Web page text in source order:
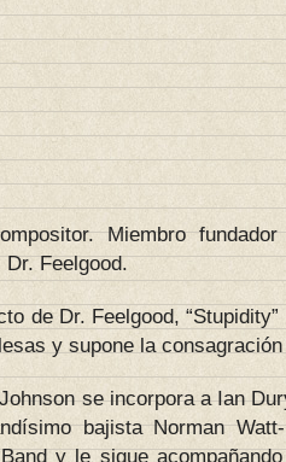
Miembro
Feelgood.
de Dr. Feelgood,
y supone la
se incorpora a Ian
bajista Norman
y le sigue